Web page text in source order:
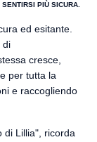
PIÙ SICURA.
ed esitante.
di
cresce,
per tutta la
e raccogliendo
di Lillia", ricorda